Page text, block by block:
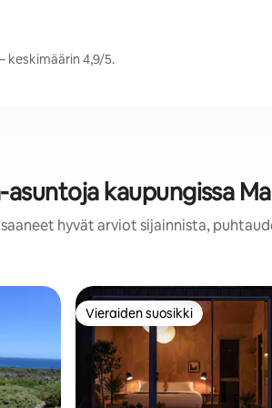
keskimäärin 4,9/5.
kaupungissa
hyvät arviot sijainnista,
Vieraiden suosikki
Vieraiden suosikki